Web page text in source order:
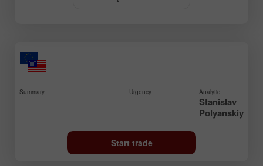
Summary Urgency Analytic
Stanislav
Polyanskiy
Start trade